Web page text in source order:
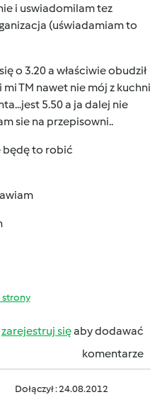
i uswiadomilam tez
(uświadamiam to
o 3.20 a właściwie obudził
mi TM nawet nie mój z kuchni
5.50 a ja dalej nie
sie na przepisowni..
będę to robić
strony
zarejestruj sięaby dodawać
komentarze
Dołączył : 24.08.2012